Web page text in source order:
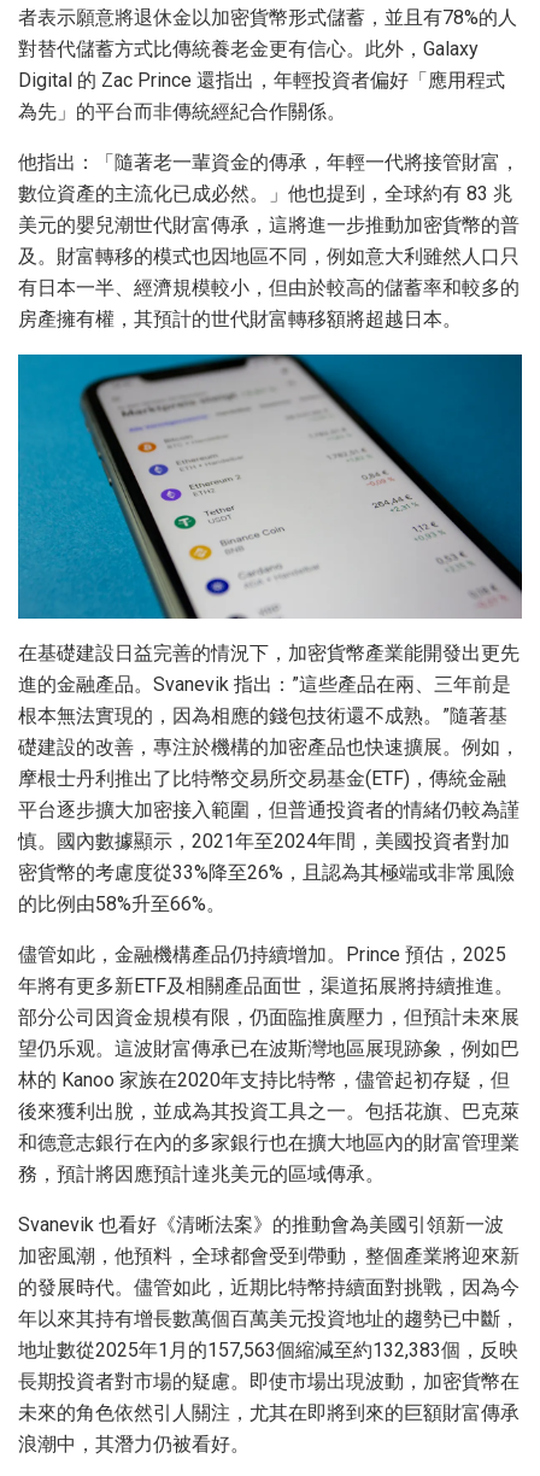
者表示願意將退休金以加密貨幣形式儲蓄，並且有78%的人
對替代儲蓄方式比傳統養老金更有信心。此外，Galaxy
Digital 的 Zac Prince 還指出，年輕投資者偏好「應用程式
為先」的平台而非傳統經紀合作關係。
他指出：「隨著老一輩資金的傳承，年輕一代將接管財富，
數位資產的主流化已成必然。」他也提到，全球約有 83 兆
美元的嬰兒潮世代財富傳承，這將進一步推動加密貨幣的普
及。財富轉移的模式也因地區不同，例如意大利雖然人口只
有日本一半、經濟規模較小，但由於較高的儲蓄率和較多的
房產擁有權，其預計的世代財富轉移額將超越日本。
在基礎建設日益完善的情況下，加密貨幣產業能開發出更先
進的金融產品。Svanevik 指出：”這些產品在兩、三年前是
根本無法實現的，因為相應的錢包技術還不成熟。”隨著基
礎建設的改善，專注於機構的加密產品也快速擴展。例如，
摩根士丹利推出了比特幣交易所交易基金(ETF)，傳統金融
平台逐步擴大加密接入範圍，但普通投資者的情緒仍較為謹
慎。國內數據顯示，2021年至2024年間，美國投資者對加
密貨幣的考慮度從33%降至26%，且認為其極端或非常風險
的比例由58%升至66%。
儘管如此，金融機構產品仍持續增加。Prince 預估，2025
年將有更多新ETF及相關產品面世，渠道拓展將持續推進。
部分公司因資金規模有限，仍面臨推廣壓力，但預計未來展
望仍乐观。這波財富傳承已在波斯灣地區展現跡象，例如巴
林的 Kanoo 家族在2020年支持比特幣，儘管起初存疑，但
後來獲利出脫，並成為其投資工具之一。包括花旗、巴克萊
和德意志銀行在內的多家銀行也在擴大地區內的財富管理業
務，預計將因應預計達兆美元的區域傳承。
Svanevik 也看好《清晰法案》的推動會為美國引領新一波
加密風潮，他預料，全球都會受到帶動，整個產業將迎來新
的發展時代。儘管如此，近期比特幣持續面對挑戰，因為今
年以來其持有增長數萬個百萬美元投資地址的趨勢已中斷，
地址數從2025年1月的157,563個縮減至約132,383個，反映
長期投資者對市場的疑慮。即使市場出現波動，加密貨幣在
未來的角色依然引人關注，尤其在即將到來的巨額財富傳承
浪潮中，其潛力仍被看好。